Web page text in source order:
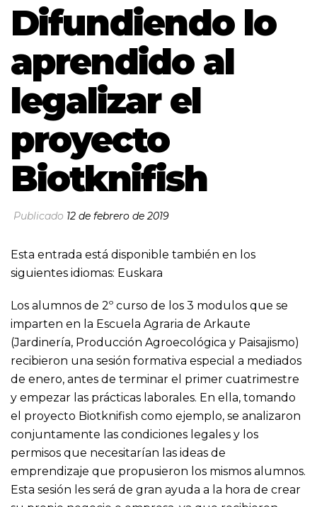
Difundiendo lo
aprendido al
legalizar el
proyecto
Biotknifish
Publicado 12 de febrero de 2019
Esta entrada está disponible también en los
siguientes idiomas: Euskara
Los alumnos de 2º curso de los 3 modulos que se
imparten en la Escuela Agraria de Arkaute
(Jardinería, Producción Agroecológica y Paisajismo)
recibieron una sesión formativa especial a mediados
de enero, antes de terminar el primer cuatrimestre
y empezar las prácticas laborales. En ella, tomando
el proyecto Biotknifish como ejemplo, se analizaron
conjuntamente las condiciones legales y los
permisos que necesitarían las ideas de
emprendizaje que propusieron los mismos alumnos.
Esta sesión les será de gran ayuda a la hora de crear